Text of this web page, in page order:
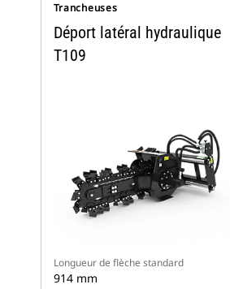
Trancheuses
Déport latéral hydraulique
T109
Longueur de flèche standard
914 mm